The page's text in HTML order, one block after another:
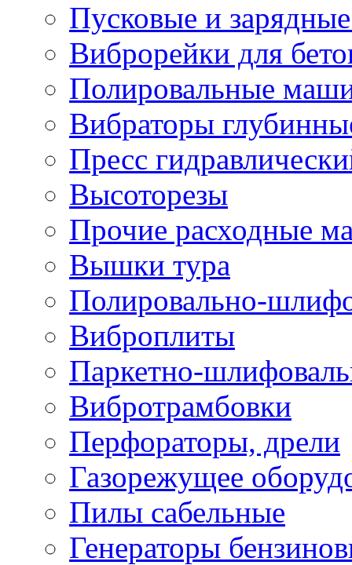
Пусковые и
Виброрейки для
Полировальные
Вибраторы
Пресс
Высоторезы
Прочие расходные
Вышки тура
Полировально-
Виброплиты
Паркетно-
Вибротрамбовки
Перфораторы, дрели
Газорежущее
Пилы сабельные
Генераторы